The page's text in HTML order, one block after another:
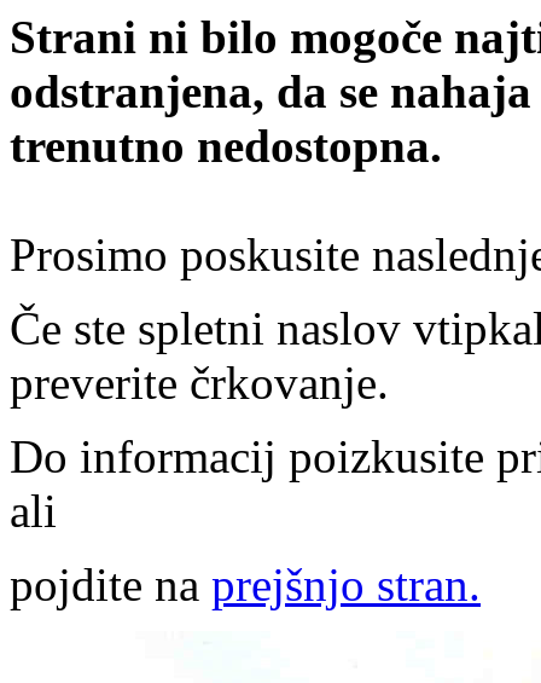
Strani ni bilo mogoče
odstranjena, da se
trenutno nedostopna.
Prosimo poskusite
Če ste spletni naslov
preverite črkovanje.
Do informacij poizkusite
ali
pojdite na prejšnjo stran.